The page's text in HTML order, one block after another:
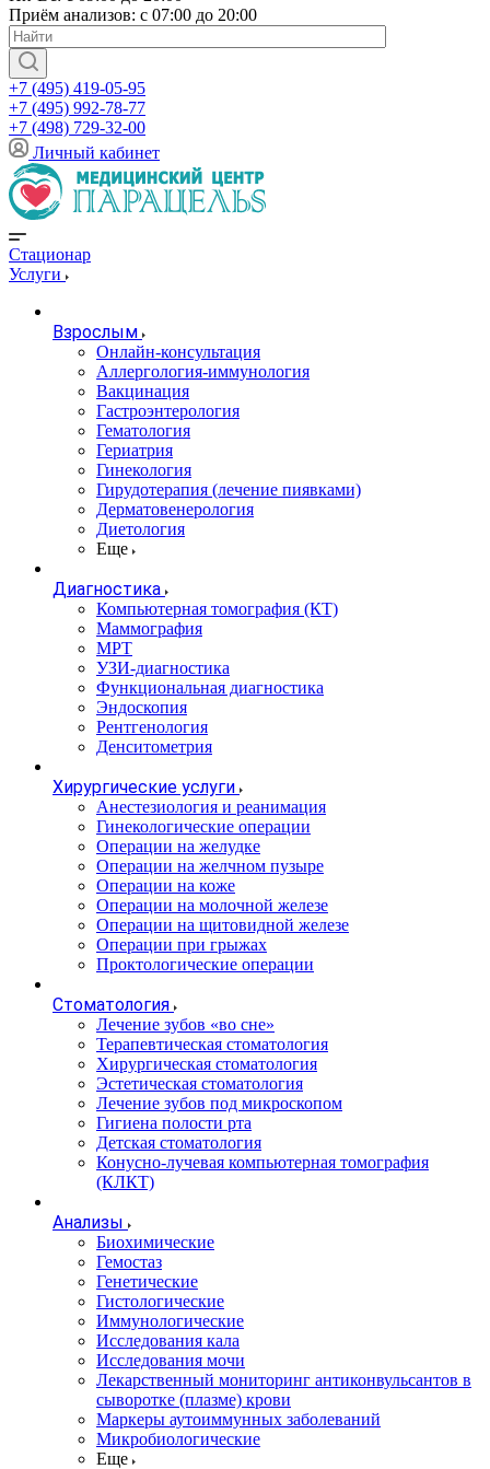
Приём анализов: с 07:00 до 20:00
+7 (495) 419-05-95
+7 (495) 992-78-77
+7 (498) 729-32-00
Личный кабинет
Стационар
Услуги
Взрослым
Онлайн-консультация
Аллергология-иммунология
Вакцинация
Гастроэнтерология
Гематология
Гериатрия
Гинекология
Гирудотерапия (лечение пиявками)
Дерматовенерология
Диетология
Еще
Диагностика
Компьютерная томография (КТ)
Маммография
МРТ
УЗИ-диагностика
Функциональная диагностика
Эндоскопия
Рентгенология
Денситометрия
Хирургические услуги
Анестезиология и реанимация
Гинекологические операции
Операции на желудке
Операции на желчном пузыре
Операции на коже
Операции на молочной железе
Операции на щитовидной железе
Операции при грыжах
Проктологические операции
Стоматология
Лечение зубов «во сне»
Терапевтическая стоматология
Хирургическая стоматология
Эстетическая стоматология
Лечение зубов под микроскопом
Гигиена полости рта
Детская стоматология
Конусно-лучевая компьютерная томография
(КЛКТ)
Анализы
Биохимические
Гемостаз
Генетические
Гистологические
Иммунологические
Исследования кала
Исследования мочи
Лекарственный мониторинг антиконвульсантов в
сыворотке (плазме) крови
Маркеры аутоиммунных заболеваний
Микробиологические
Еще